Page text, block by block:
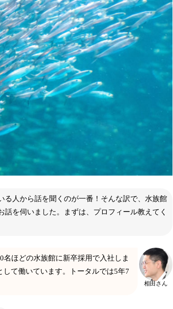
る人から話を聞くのが一番！そんな訳で、水族館
を伺いました。まずは、プロフィール教えてく
名ほどの水族館に新卒採用で入社しま
て働いています。トータルでは5年7
相田さん